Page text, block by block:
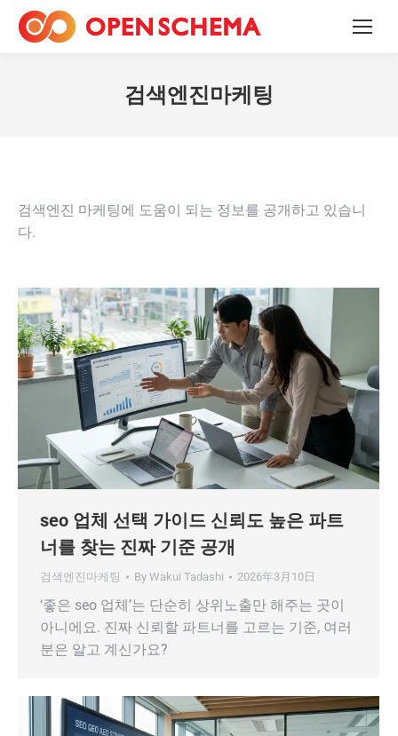
검색엔진마케팅
검색엔진 마케팅에 도움이 되는 정보를 공개하고 있습니
다.
seo 업체 선택 가이드 신뢰도 높은 파트
너를 찾는 진짜 기준 공개
검색엔진마케팅 By Wakui Tadashi 2026年3月10日
‘좋은 seo 업체’는 단순히 상위노출만 해주는 곳이
아니에요. 진짜 신뢰할 파트너를 고르는 기준, 여러
분은 알고 계신가요?